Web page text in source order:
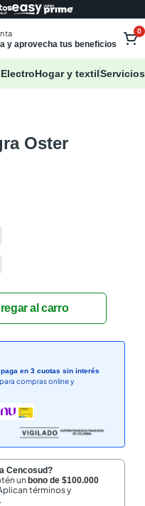
y aprovecha tus beneficios
0
ElectroHogar y textilServicios
Oster
en 3 cuotas sin interés
compras online y
Cencosud?
unbono de $100.000
términos y
.